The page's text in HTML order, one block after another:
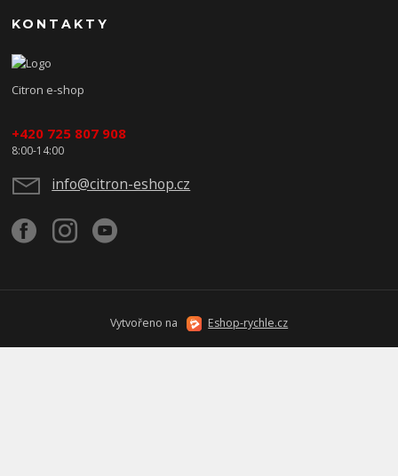
KONTAKTY
Citron e-shop
+420 725 807 908
8:00-14:00
info@citron-eshop.cz
Vytvořeno na Eshop-rychle.cz